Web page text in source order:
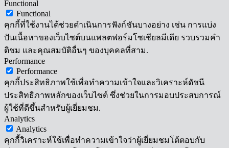
Functional
Functional
คุกกี้ที่ใช้งานได้ช่วยดำเนินการฟังก์ชันบางอย่าง เช่น การแบ่ง
ปันเนื้อหาของเว็บไซต์บนแพลตฟอร์มโซเชียลมีเดีย รวบรวมคำ
ติชม และคุณสมบัติอื่นๆ ของบุคคลที่สาม.
Performance
Performance
คุกกี้ประสิทธิภาพใช้เพื่อทำความเข้าใจและวิเคราะห์ดัชนี
ประสิทธิภาพหลักของเว็บไซต์ ซึ่งช่วยในการมอบประสบการณ์
ผู้ใช้ที่ดีขึ้นสำหรับผู้เยี่ยมชม.
Analytics
Analytics
คุกกี้วิเคราะห์ใช้เพื่อทำความเข้าใจว่าผู้เยี่ยมชมโต้ตอบกับ